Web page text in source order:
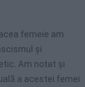
femeie am
şi
Am notat şi
a acestei femei